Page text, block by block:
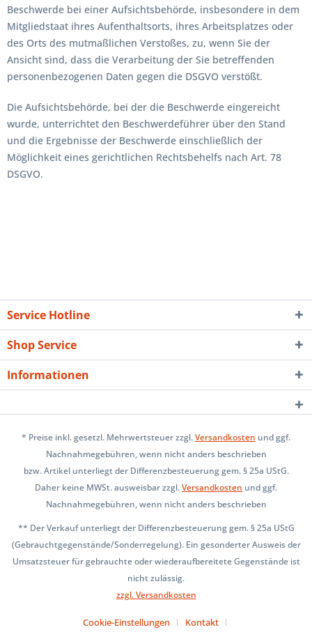
Beschwerde bei einer Aufsichtsbehörde, insbesondere in dem
Mitgliedstaat ihres Aufenthaltsorts, ihres Arbeitsplatzes oder
des Orts des mutmaßlichen Verstoßes, zu, wenn Sie der
Ansicht sind, dass die Verarbeitung der Sie betreffenden
personenbezogenen Daten gegen die DSGVO verstößt.
Die Aufsichtsbehörde, bei der die Beschwerde eingereicht
wurde, unterrichtet den Beschwerdeführer über den Stand
und die Ergebnisse der Beschwerde einschließlich der
Möglichkeit eines gerichtlichen Rechtsbehelfs nach Art. 78
DSGVO.
Service Hotline
Shop Service
Informationen
* Preise inkl. gesetzl. Mehrwertsteuer zzgl.Versandkosten und ggf.
Nachnahmegebühren, wenn nicht anders beschrieben
bzw. Artikel unterliegt der Differenzbesteuerung gem. § 25a UStG.
Daher keine MWSt. ausweisbar zzgl.Versandkosten und ggf.
Nachnahmegebühren, wenn nicht anders beschrieben
** Der Verkauf unterliegt der Differenzbesteuerung gem. § 25a UStG
(Gebrauchtgegenstände/Sonderregelung). Ein gesonderter Ausweis der
Umsatzsteuer für gebrauchte oder wiederaufbereitete Gegenstände ist
nicht zulässig.
zzgl. Versandkosten
Cookie-Einstellungen Kontakt